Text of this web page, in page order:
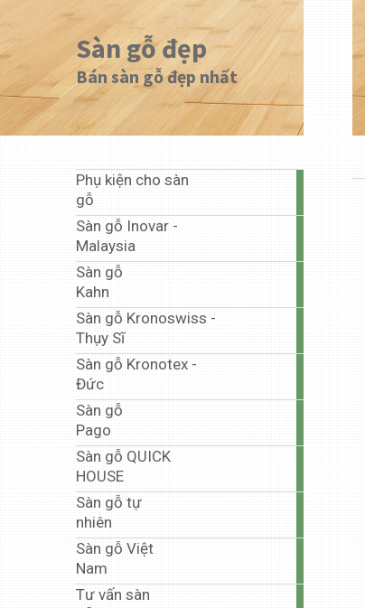
Sàn gỗ đẹp
Bán sàn gỗ đẹp nhất
Phụ kiện cho sàn
gỗ
Sàn gỗ Inovar -
Malaysia
Sàn gỗ
Kahn
Sàn gỗ Kronoswiss -
Thụy Sĩ
Sàn gỗ Kronotex -
Đức
Sàn gỗ
Pago
Sàn gỗ QUICK
HOUSE
Sàn gỗ tự
nhiên
Sàn gỗ Việt
Nam
Tư vấn sàn